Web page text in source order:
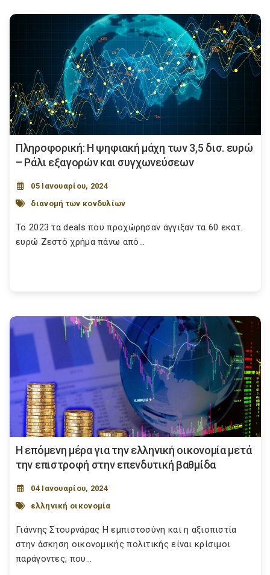
Πληροφορική: Η ψηφιακή μάχη των 3,5 δισ. ευρώ
– Ράλι εξαγορών και συγχωνεύσεων
05 Ιανουαρίου, 2024
διανομή των κονδυλίων
Το 2023 τα deals που προχώρησαν άγγιξαν τα 60 εκατ.
ευρώ Ζεστό χρήμα πάνω από...
Η επόμενη μέρα για την ελληνική οικονομία μετά
την επιστροφή στην επενδυτική βαθμίδα
04 Ιανουαρίου, 2024
ελληνική οικονομία
Γιάννης Στουρνάρας Η εμπιστοσύνη και η αξιοπιστία
στην άσκηση οικονομικής πολιτικής είναι κρίσιμοι
παράγοντες, που...